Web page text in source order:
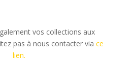
vos collections aux
pas à nous contacter viace
lien.